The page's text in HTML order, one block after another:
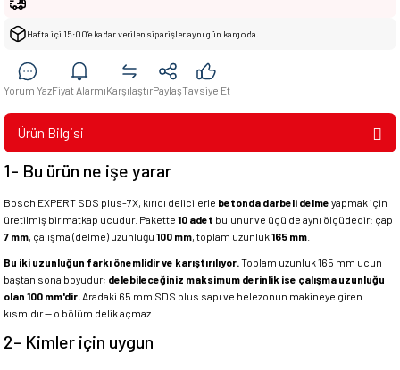
Hafta içi 15:00’e kadar verilen siparişler aynı gün kargoda.
Yorum YazFiyat AlarmıKarşılaştırPaylaşTavsiye Et
Ürün Bilgisi
1- Bu ürün ne işe yarar
Bosch EXPERT SDS plus-7X, kırıcı delicilerle betonda darbeli delme yapmak için
üretilmiş bir matkap ucudur. Pakette 10 adet bulunur ve üçü de aynı ölçüdedir: çap
7 mm, çalışma (delme) uzunluğu 100 mm, toplam uzunluk165 mm
Bu iki uzunluğun farkı önemlidir ve karıştırılıyor.Toplam uzunluk 165 mm ucun
baştan sona boyudur; delebileceğiniz maksimum derinlik ise çalışma uzunluğu
olan 100 mm'dir.Aradaki 65 mm SDS plus sapı ve helezonun makineye giren
kısmıdır — o bölüm delik açmaz.
2- Kimler için uygun